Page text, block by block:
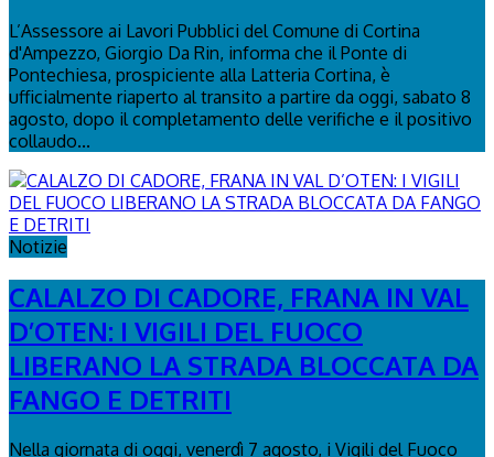
L’Assessore ai Lavori Pubblici del Comune di Cortina
d'Ampezzo, Giorgio Da Rin, informa che il Ponte di
Pontechiesa, prospiciente alla Latteria Cortina, è
ufficialmente riaperto al transito a partire da oggi, sabato 8
agosto, dopo il completamento delle verifiche e il positivo
collaudo...
Notizie
CALALZO DI CADORE, FRANA IN VAL
D’OTEN: I VIGILI DEL FUOCO
LIBERANO LA STRADA BLOCCATA DA
FANGO E DETRITI
Nella giornata di oggi, venerdì 7 agosto, i Vigili del Fuoco